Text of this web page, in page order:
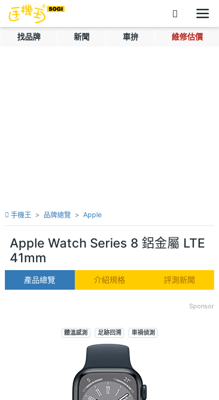
找品牌 新聞 車拚 維修估價
手機王 品牌總覽 Apple
Apple Watch Series 8 鋁金屬 LTE
41mm
產品總覽 介紹規格 評測新聞
Sponsor
體溫感測 足跡回溯 車禍偵測